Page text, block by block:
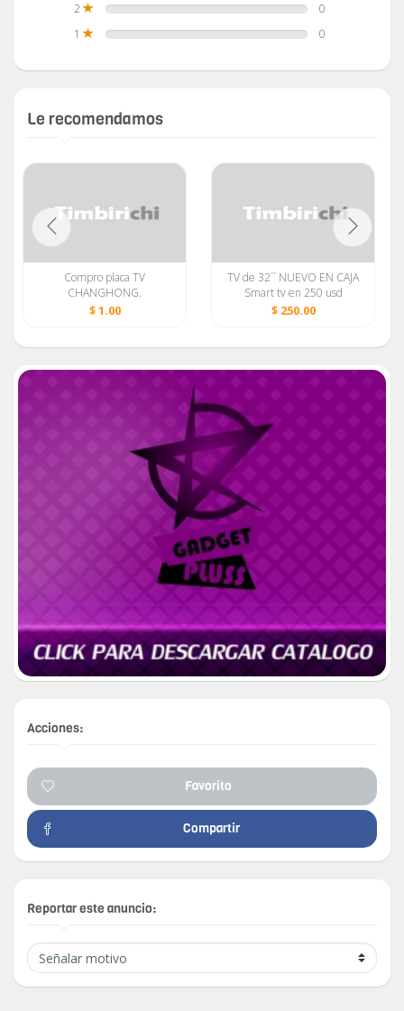
2
0
1
0
Le recomendamos
Compro placa TV
CHANGHONG.
$ 1.00
TV de 32´´ NUEVO EN CAJA
Smart tv en 250 usd
$ 250.00
Acciones:
Favorito
Compartir
Reportar este anuncio: